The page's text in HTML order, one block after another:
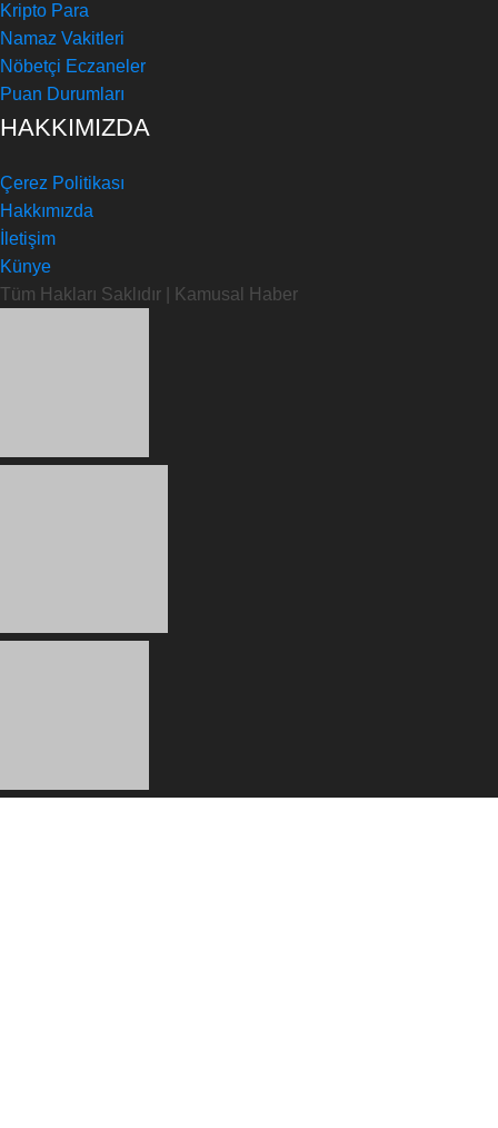
Kripto Para
Namaz Vakitleri
Nöbetçi Eczaneler
Puan Durumları
HAKKIMIZDA
Çerez Politikası
Hakkımızda
İletişim
Künye
Tüm Hakları Saklıdır | Kamusal Haber